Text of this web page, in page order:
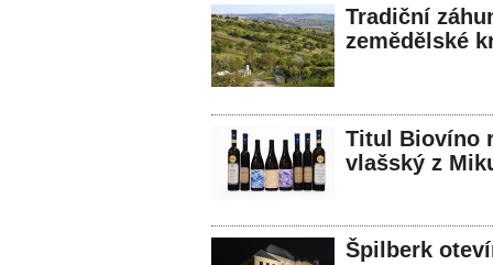
Tradiční
zemědělské
Titul Biovíno
vlašský z
Špilberk